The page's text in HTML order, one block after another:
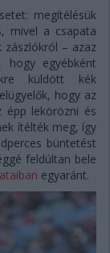
megítélésük
mivel a csapata
– azaz
egyébként
küldött kék
hogy az
lekörözni és
ítélték meg, így
büntetést
feldúltan bele
egyaránt.